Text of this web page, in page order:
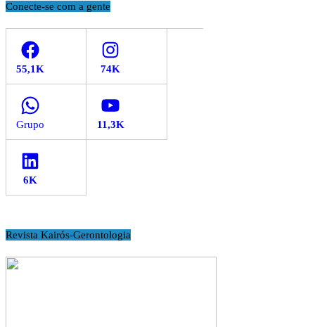
Conecte-se com a gente
Facebook Instagram
WhatsApp YouTube
LinkedIn
Revista Kairós-Gerontologia